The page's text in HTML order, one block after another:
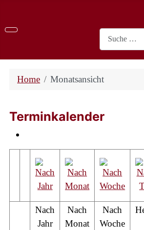
Suchen
Home Monatsansicht
Terminkalender
Nach
Jahr
Nach
Monat
Nach
Woche